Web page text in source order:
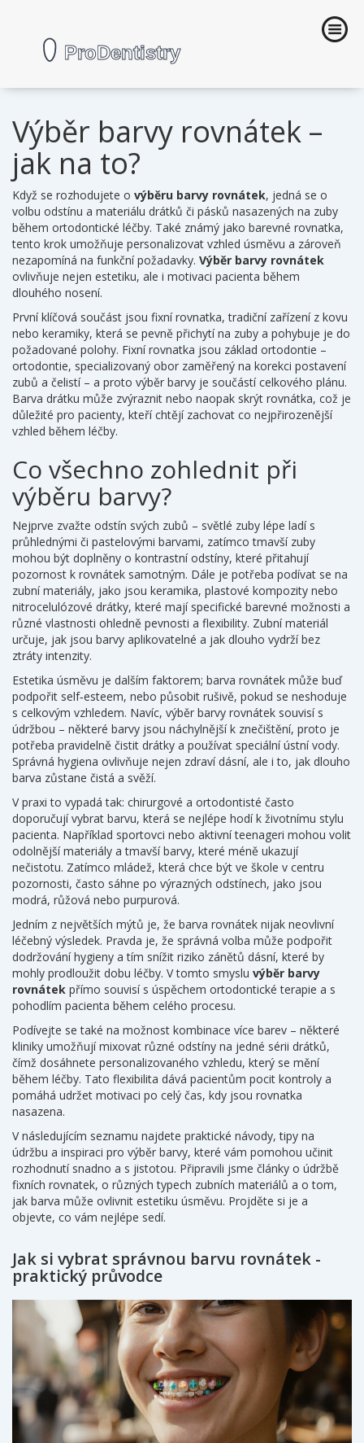
Výběr barvy rovnátek –
jak na to?
Když se rozhodujete o výběru barvy rovnátek, jedná se o
volbu odstínu a materiálu drátků či pásků nasazených na zuby
během ortodontické léčby. Také známý jako barevné rovnatka,
tento krok umožňuje personalizovat vzhled úsměvu a zároveň
nezapomíná na funkční požadavky. Výběr barvy rovnátek
ovlivňuje nejen estetiku, ale i motivaci pacienta během
dlouhého nosení.
První klíčová součást jsou fixní rovnatka,tradiční zařízení z kovu
nebo keramiky, která se pevně přichytí na zuby a pohybuje je do
požadované polohy. Fixní rovnatka jsou základ ortodontie –
ortodontie, specializovaný obor zaměřený na korekci postavení
zubů a čelistí– a proto výběr barvy je součástí celkového plánu.
Barva drátku může zvýraznit nebo naopak skrýt rovnátka, což je
důležité pro pacienty, kteří chtějí zachovat co nejpřirozenější
vzhled během léčby.
Co všechno zohlednit při
výběru barvy?
Nejprve zvažte odstín svých zubů – světlé zuby lépe ladí s
průhlednými či pastelovými barvami, zatímco tmavší zuby
mohou být doplněny o kontrastní odstíny, které přitahují
pozornost k rovnátek samotným. Dále je potřeba podívat se na
zubní materiály, jako jsou keramika, plastové kompozity nebo
nitrocelulózové drátky, které mají specifické barevné možnosti a
různé vlastnosti ohledně pevnosti a flexibility. Zubní materiál
určuje, jak jsou barvy aplikovatelné a jak dlouho vydrží bez
ztráty intenzity.
Estetika úsměvu je dalším faktorem; barva rovnátek může buď
podpořit self‑esteem, nebo působit rušivě, pokud se neshoduje
s celkovým vzhledem. Navíc, výběr barvy rovnátek souvisí s
údržbou – některé barvy jsou náchylnější k znečištění, proto je
potřeba pravidelně čistit drátky a používat speciální ústní vody.
Správná hygiena ovlivňuje nejen zdraví dásní, ale i to, jak dlouho
barva zůstane čistá a svěží.
V praxi to vypadá tak: chirurgové a ortodontisté často
doporučují vybrat barvu, která se nejlépe hodí k životnímu stylu
pacienta. Například sportovci nebo aktivní teenageri mohou volit
odolnější materiály a tmavší barvy, které méně ukazují
nečistotu. Zatímco mládež, která chce být ve škole v centru
pozornosti, často sáhne po výrazných odstínech, jako jsou
modrá, růžová nebo purpurová.
Jedním z největších mýtů je, že barva rovnátek nijak neovlivní
léčebný výsledek. Pravda je, že správná volba může podpořit
dodržování hygieny a tím snížit riziko zánětů dásní, které by
mohly prodloužit dobu léčby. V tomto smyslu výběr barvy
rovnátek přímo souvisí s úspěchem ortodontické terapie a s
pohodlím pacienta během celého procesu.
Podívejte se také na možnost kombinace více barev – některé
kliniky umožňují mixovat různé odstíny na jedné sérii drátků,
čímž dosáhnete personalizovaného vzhledu, který se mění
během léčby. Tato flexibilita dává pacientům pocit kontroly a
pomáhá udržet motivaci po celý čas, kdy jsou rovnatka
nasazena.
V následujícím seznamu najdete praktické návody, tipy na
údržbu a inspiraci pro výběr barvy, které vám pomohou učinit
rozhodnutí snadno a s jistotou. Připravili jsme články o údržbě
fixních rovnatek, o různých typech zubních materiálů a o tom,
jak barva může ovlivnit estetiku úsměvu. Projděte si je a
objevte, co vám nejlépe sedí.
Jak si vybrat správnou barvu rovnátek -
praktický průvodce